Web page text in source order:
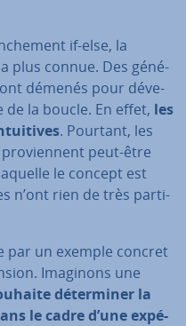
if-else, la
plus connue. Des gé­né­
démenés pour dé­ve­
la boucle. En effet, les
. Pourtant, les
peut-être
le concept est
n’ont rien de très par­ti­
par un exemple concret
Imaginons une
dé­ter­mi­ner la
le cadre d’une ex­pé­